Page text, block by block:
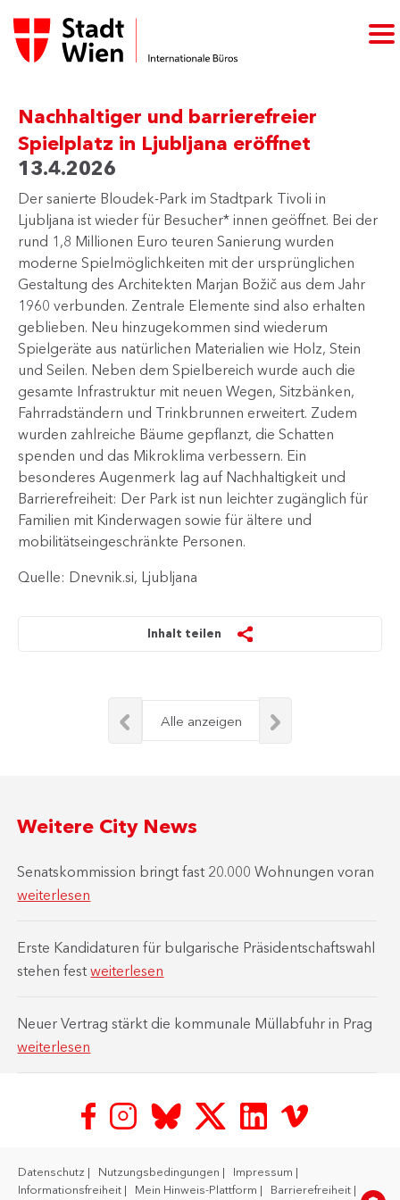
Nachhaltiger und barrierefreier
Spielplatz in Ljubljana eröffnet
13.4.2026
Der sanierte Bloudek-Park im Stadtpark Tivoli in
Ljubljana ist wieder für Besucher* innen geöffnet. Bei der
rund 1,8 Millionen Euro teuren Sanierung wurden
moderne Spielmöglichkeiten mit der ursprünglichen
Gestaltung des Architekten Marjan Božič aus dem Jahr
1960 verbunden. Zentrale Elemente sind also erhalten
geblieben. Neu hinzugekommen sind wiederum
Spielgeräte aus natürlichen Materialien wie Holz, Stein
und Seilen. Neben dem Spielbereich wurde auch die
gesamte Infrastruktur mit neuen Wegen, Sitzbänken,
Fahrradständern und Trinkbrunnen erweitert. Zudem
wurden zahlreiche Bäume gepflanzt, die Schatten
spenden und das Mikroklima verbessern. Ein
besonderes Augenmerk lag auf Nachhaltigkeit und
Barrierefreiheit: Der Park ist nun leichter zugänglich für
Familien mit Kinderwagen sowie für ältere und
mobilitätseingeschränkte Personen.​
Quelle: Dnevnik.si, Ljubljana
Inhalt teilen
Alle anzeigen
Weitere City News
Senatskommission bringt fast 20.000 Wohnungen voran
weiterlesen
Erste Kandidaturen für bulgarische Präsidentschaftswahl
stehen festweiterlesen
Neuer Vertrag stärkt die kommunale Müllabfuhr in Prag
weiterlesen
Datenschutz Nutzungsbedingungen
Impressum
Informationsfreiheit
Mein Hinweis-Plattform Barrierefreiheit